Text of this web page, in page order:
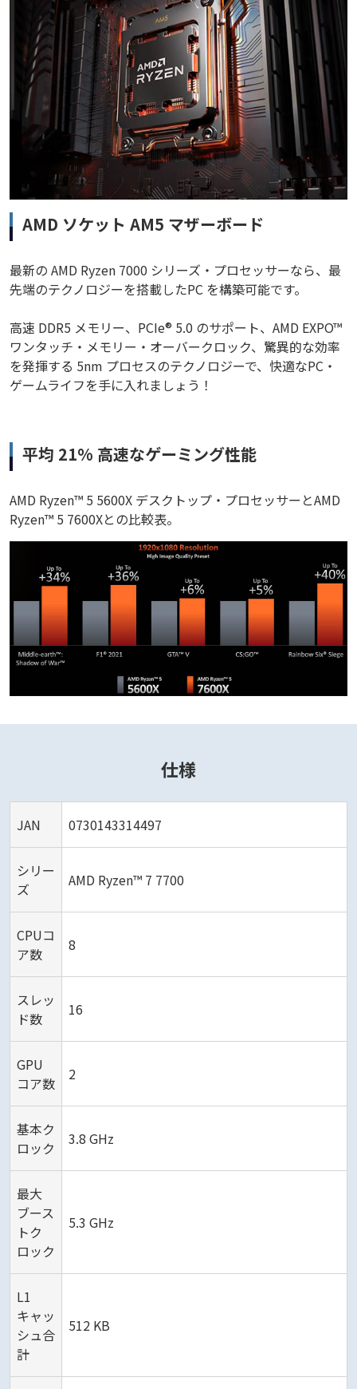
AMD ソケット AM5 マザーボード
最新の AMD Ryzen 7000 シリーズ・プロセッサーなら、最
先端のテクノロジーを搭載したPC を構築可能です。
高速 DDR5 メモリー、PCIe® 5.0 のサポート、AMD EXPO™
ワンタッチ・メモリー・オーバークロック、驚異的な効率
を発揮する 5nm プロセスのテクノロジーで、快適なPC・
ゲームライフを手に入れましょう！
平均 21% 高速なゲーミング性能
AMD Ryzen™ 5 5600X デスクトップ・プロセッサーとAMD
Ryzen™ 5 7600Xとの比較表。
仕様
JAN 0730143314497
シリー
ズ
AMD Ryzen™ 7 7700
CPUコ
ア数
8
スレッ
ド数
16
GPU
コア数
2
基本ク
ロック
3.8 GHz
最大
ブース
トク
ロック
5.3 GHz
L1
キャッ
シュ合
計
512 KB